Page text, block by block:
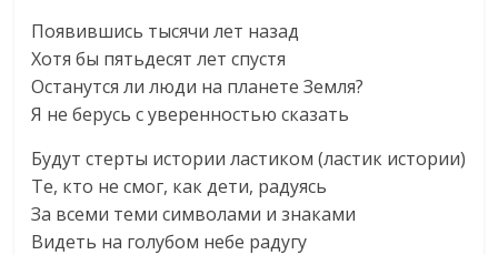
Появившись тысячи лет назад
Хотя бы пятьдесят лет спустя
Останутся ли люди на планете Земля?
Я не берусь с уверенностью сказать
Будут стерты истории ластиком (ластик истории)
Те, кто не смог, как дети, радуясь
За всеми теми символами и знаками
Видеть на голубом небе радугу